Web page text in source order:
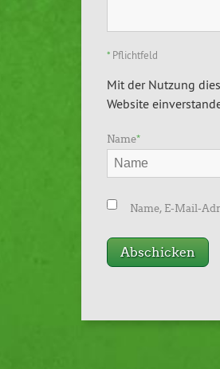
* Pflichtfeld
Mit der Nutzung
Website
Name*
Name, E-Mail-